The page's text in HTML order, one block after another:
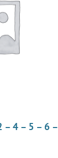
– 4 – 5 – 6 –